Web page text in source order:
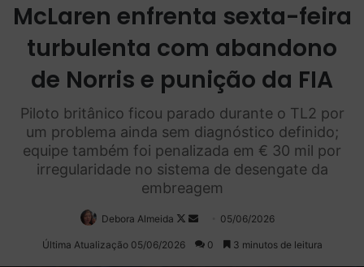
McLaren enfrenta sexta-feira
turbulenta com abandono
de Norris e punição da FIA
Piloto britânico ficou parado durante o TL2 por
um problema ainda sem diagnóstico definido;
equipe também foi penalizada em € 30 mil por
irregularidade no sistema de desengate da
embreagem
Debora Almeida
Follow
on
Mande
um
05/06/2026
Última Atualização 05/06/2026 0 3 minutos de leitura